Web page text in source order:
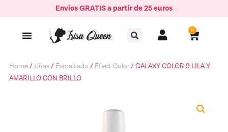
al
Envíos GRATIS a partir de 25 euros
Buscar 0
Carrito
Home/ Uñas/ Esmaltado / Efect Color/ GALAXY COLOR 9 LILA Y
AMARILLO CON BRILLO
AMARILLO